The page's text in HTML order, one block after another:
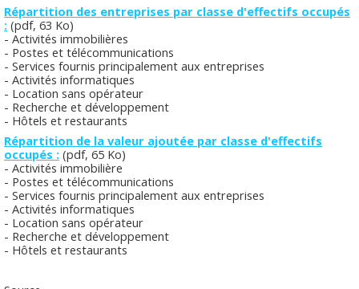
Répartition des entreprises par classe d'effectifs occupés
: (pdf, 63 Ko)
- Activités immobilières
- Postes et télécommunications
- Services fournis principalement aux entreprises
- Activités informatiques
- Location sans opérateur
- Recherche et développement
- Hôtels et restaurants
Répartition de la valeur ajoutée par classe d'effectifs
occupés : (pdf, 65 Ko)
- Activités immobilière
- Postes et télécommunications
- Services fournis principalement aux entreprises
- Activités informatiques
- Location sans opérateur
- Recherche et développement
- Hôtels et restaurants